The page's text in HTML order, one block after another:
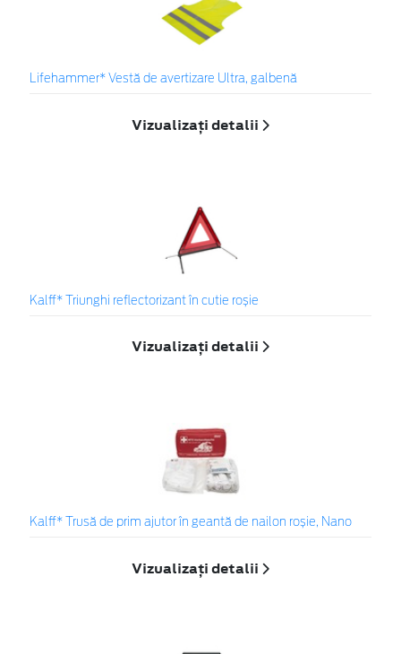
Lifehammer* Vestă de avertizare Ultra, galbenă
Vizualizați detalii
Kalff* Triunghi reflectorizant în cutie roșie
Vizualizați detalii
Kalff* Trusă de prim ajutor în geantă de nailon roșie, Nano
Vizualizați detalii